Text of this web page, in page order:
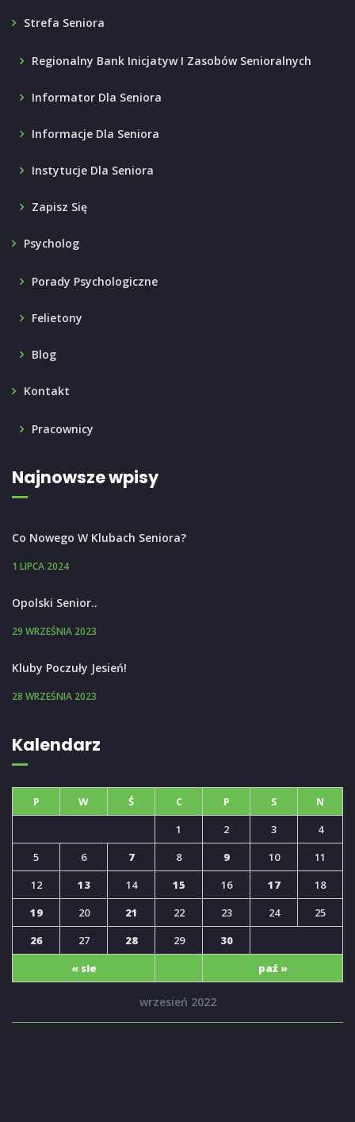
Strefa Seniora
Regionalny Bank Inicjatyw I Zasobów Senioralnych
Informator Dla Seniora
Informacje Dla Seniora
Instytucje Dla Seniora
Zapisz Się
Psycholog
Porady Psychologiczne
Felietony
Blog
Kontakt
Pracownicy
Najnowsze wpisy
Co Nowego W Klubach Seniora?
1 LIPCA 2024
Opolski Senior..
29 WRZEŚNIA 2023
Kluby Poczuły Jesień!
28 WRZEŚNIA 2023
Kalendarz
wrzesień 2022
P W Ś C P S N
« sie paź »
1 2 3
4
5
6 7 8 9 10
11
12
13 14 15 16 17
18
19
20 21 22 23 24
25
26
27 28 29 30